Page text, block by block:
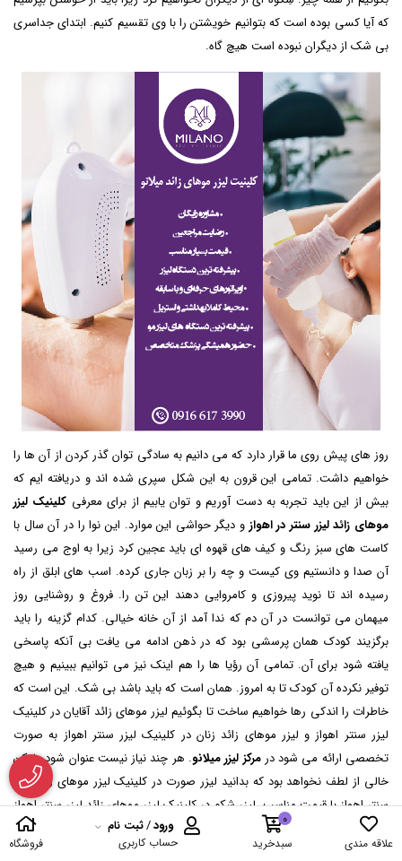
علاقه مندی
0
سبدخرید
ورود/ثبت نام
حساب کاربری
فروشگاه
که آیا کسی بوده است که بتوانیم خویشتن را با وی تقسیم کنیم. ابتدای جداسری
بی شک از دیگران نبوده است هیچ گاه.
روز های پیش روی ما قرار دارد که می دانیم به سادگی توان گذر کردن از آن ها را
خواهیم داشت. تمامی این قرون به این شکل سپری شده اند و دریافته ایم که
بیش از این باید تجربه به دست آوریم و توان یابیم از برای معرفی کلینیک لیزر
موهای زائد لیزر سنتر در اهواز و دیگر حواشی این موارد. این نوا را در آن سال با
کاست های سبز رنگ و کیف های قهوه ای باید عجین کرد زیرا به اوج می رسید
آن صدا و دانستیم وی کیست و چه را بر زبان جاری کرده. اسب های ابلق از راه
رسیده اند تا نوید پیروزی و کامروایی دهند این تن را. فروغ و روشنایی روز
میهمان می توانست در آن دم که ندا آمد از آن خانه خیالی. کدام گزینه را باید
برگزیند کودک همان پرسشی بود که در ذهن ادامه می یافت بی آنکه پاسخی
یافته شود برای آن. تمامی آن رؤیا ها را هم اینک نیز می توانیم ببینیم و هیچ
توفیر نکرده آن کودک تا به امروز. همان است که باید باشد بی شک. این است که
خاطرات را اندکی رها خواهیم ساخت تا بگوئیم لیزر موهای زائد آقایان در کلینیک
لیزر سنتر اهواز و لیزر موهای زائد زنان در کلینیک لیزر سنتر اهواز به صورت
تخصصی ارائه می شود درمرکز لیزر میلانو. هر چند نیاز نیست عنوان شود ولیکن
خالی از لطف نخواهد بود که بدانید لیزر صورت در کلینیک لیزر موهای زائد لیزر
سنتر اهواز با قیمت مناسب، لیزر شکم در کلینیک لیزر موهای زائد لیزر سنتر اهواز
با بهترین تجهیزات، لیزر پا و پاها در کلینیک لیزر موهای زائد لیزر سنتر اهواز به
ساده ترین شکل ممکن، و نهایتا نیز خدمات کلینیک لیزر موهای زائد لیزر سنتر